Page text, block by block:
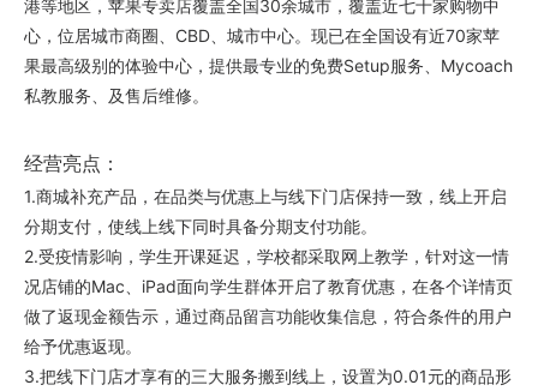
港等地区，苹果专卖店覆盖全国30余城市，覆盖近七十家购物中
心，位居城市商圈、CBD、城市中心。现已在全国设有近70家苹
果最高级别的体验中心，提供最专业的免费Setup服务、Mycoach
私教服务、及售后维修。
经营亮点：
1.商城补充产品，在品类与优惠上与线下门店保持一致，线上开启
分期支付，使线上线下同时具备分期支付功能。
2.受疫情影响，学生开课延迟，学校都采取网上教学，针对这一情
况店铺的Mac、iPad面向学生群体开启了教育优惠，在各个详情页
做了返现金额告示，通过商品留言功能收集信息，符合条件的用户
给予优惠返现。
3.把线下门店才享有的三大服务搬到线上，设置为0.01元的商品形